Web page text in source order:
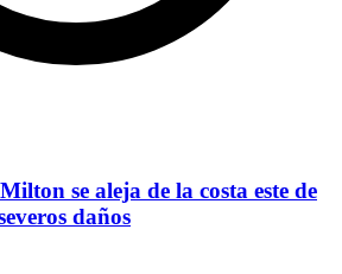
se aleja de la costa este de
daños